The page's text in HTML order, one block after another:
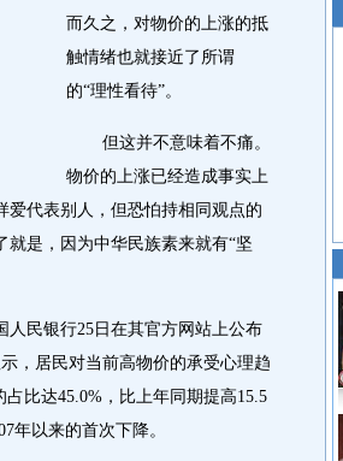
而久之，对物价的上涨的抵
触情绪也就接近了所谓
的“理性看待”。
但这并不意味着不痛。
物价的上涨已经造成事实上
爱代表别人，但恐怕持相同观点的
就是，因为中华民族素来就有“坚
人民银行25日在其官方网站上公布
，居民对当前高物价的承受心理趋
比达45.0%，比上年同期提高15.5
年以来的首次下降。